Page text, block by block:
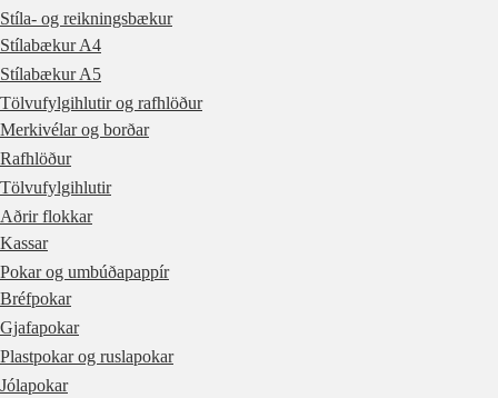
Stíla- og reikningsbækur
Stílabækur A4
Stílabækur A5
Tölvufylgihlutir og rafhlöður
Merkivélar og borðar
Rafhlöður
Tölvufylgihlutir
Aðrir flokkar
Kassar
Pokar og umbúðapappír
Bréfpokar
Gjafapokar
Plastpokar og ruslapokar
Jólapokar